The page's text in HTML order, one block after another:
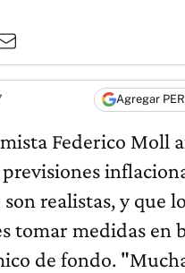
Agregar
Federico Moll
previsiones
realistas, y que
tomar medidas en
de fondo.